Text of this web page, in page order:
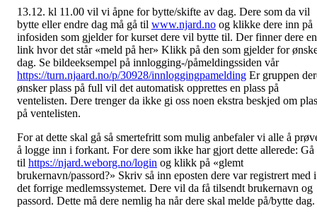
13.12. kl 11.00 vil vi åpne for bytte/skifte av dag. Dere som da vil
bytte eller endre dag må gå til www.njard.no og klikke dere inn på
infosiden som gjelder for kurset dere vil bytte til. Der finner dere en
link hvor det står «meld på her» Klikk på den som gjelder for
dag. Se bildeeksempel på innlogging-/påmeldingssiden vår
https://turn.njaard.no/p/30928/innloggingpamelding Er gruppen
ønsker plass på full vil det automatisk opprettes en plass på
ventelisten. Dere trenger da ikke gi oss noen ekstra beskjed om
på ventelisten.
For at dette skal gå så smertefritt som mulig anbefaler vi alle å
å logge inn i forkant. For dere som ikke har gjort dette allerede: Gå
til https://njard.weborg.no/login og klikk på «glemt
brukernavn/passord?» Skriv så inn eposten dere var registrert med i
det forrige medlemssystemet. Dere vil da få tilsendt brukernavn og
passord. Dette må dere nemlig ha når dere skal melde på/bytte dag.